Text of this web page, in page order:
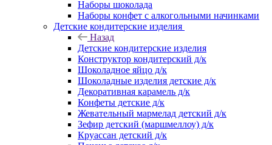
Наборы шоколада
Наборы конфет с алкогольными начинками
Детские кондитерские изделия
Назад
Детские кондитерские изделия
Конструктор кондитерский д/к
Шоколадное яйцо д/к
Шоколадные изделия детские д/к
Декоративная карамель д/к
Конфеты детские д/к
Жевательный мармелад детский д/к
Зефир детский (маршмеллоу) д/к
Круассан детский д/к